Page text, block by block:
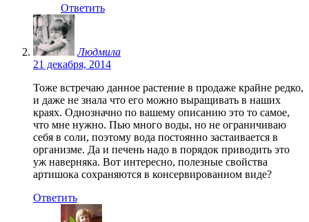
Ответить
Людмила
21 декабря, 2014
Тоже встречаю данное растение в продаже крайне редко,
и даже не знала что его можно выращивать в наших
краях. Однозначно по вашему описанию это то самое,
что мне нужно. Пью много воды, но не ограничиваю
себя в соли, поэтому вода постоянно застаивается в
организме. Да и печень надо в порядок приводить это
уж наверняка. Вот интересно, полезные свойства
артишока сохраняются в консервированном виде?
Ответить